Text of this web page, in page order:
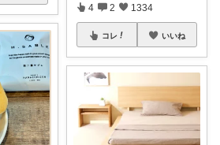
4 2 1334
コレ いいね